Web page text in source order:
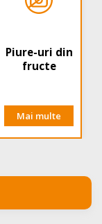
Piure-uri din
fructe
Mai multe